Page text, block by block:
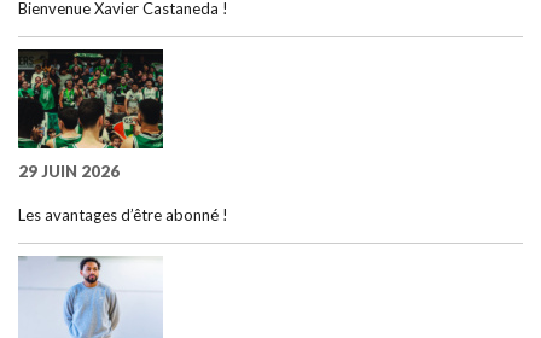
Bienvenue Xavier Castaneda !
29 JUIN 2026
Les avantages d’être abonné !